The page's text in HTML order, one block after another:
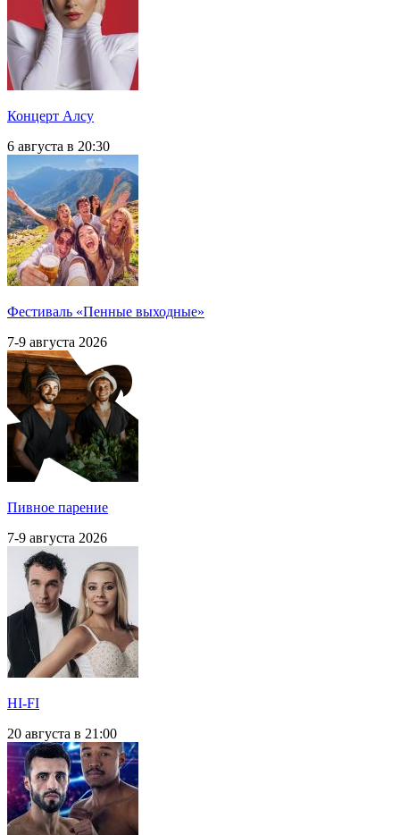
Концерт Алсу
6 августа в 20:30
Фестиваль «Пенные выходные»
7-9 августа 2026
Пивное парение
7-9 августа 2026
HI-FI
20 августа в 21:00